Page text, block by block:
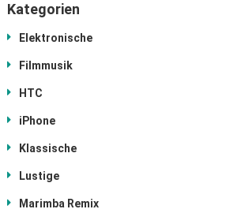
Kategorien
Elektronische
Filmmusik
HTC
iPhone
Klassische
Lustige
Marimba Remix